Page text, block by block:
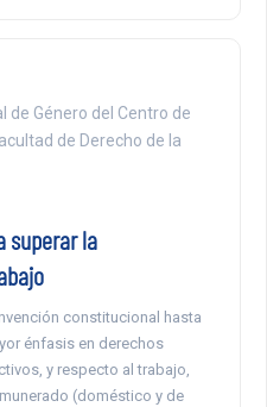
de Género del Centro de
de Derecho de la
superar la
constitucional hasta
énfasis en derechos
y respecto al trabajo,
(doméstico y de